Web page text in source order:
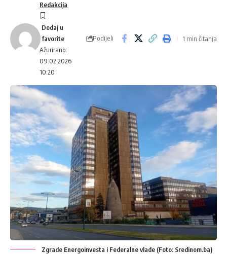
Ažurirano:
09.02.2026
10:20
Redakcija
Podijeli 1 min čitanja
Zgrade Energoinvesta i Federalne vlade (Foto: Sredinom.ba)